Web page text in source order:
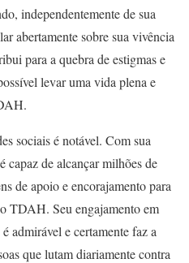
independentemente de sua
abertamente sobre sua vivência
para a quebra de estigmas e
levar uma vida plena e
sociais é notável. Com sua
capaz de alcançar milhões de
de apoio e encorajamento para
TDAH. Seu engajamento em
admirável e certamente faz a
que lutam diariamente contra